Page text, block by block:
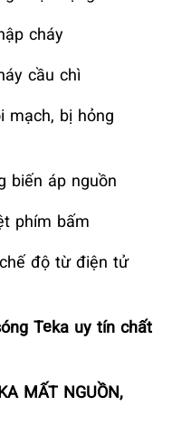
cháy
cầu chì
mạch, bị hỏng
biến áp nguồn
phím bấm
độ từ điện tử
Teka uy tín chất
MẤT NGUỒN,